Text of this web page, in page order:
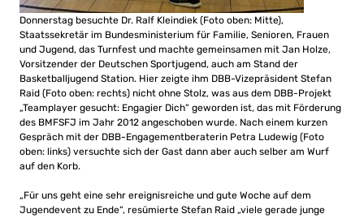
Donnerstag besuchte Dr. Ralf Kleindiek (Foto oben: Mitte),
Staatssekretär im Bundesministerium für Familie, Senioren, Frauen
und Jugend, das Turnfest und machte gemeinsamen mit Jan Holze,
Vorsitzender der Deutschen Sportjugend, auch am Stand der
Basketballjugend Station. Hier zeigte ihm DBB-Vizepräsident Stefan
Raid (Foto oben: rechts) nicht ohne Stolz, was aus dem DBB-Projekt
„Teamplayer gesucht: Engagier Dich“ geworden ist, das mit Förderung
des BMFSFJ im Jahr 2012 angeschoben wurde. Nach einem kurzen
Gespräch mit der DBB-Engagementberaterin Petra Ludewig (Foto
oben: links) versuchte sich der Gast dann aber auch selber am Wurf
auf den Korb.
„Für uns geht eine sehr ereignisreiche und gute Woche auf dem
Jugendevent zu Ende“, resümierte Stefan Raid „viele gerade junge